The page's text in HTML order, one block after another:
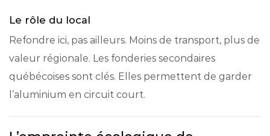
Le rôle du local
Refondre ici, pas ailleurs. Moins de transport, plus de
valeur régionale. Les fonderies secondaires
québécoises sont clés. Elles permettent de garder
l’aluminium en circuit court.